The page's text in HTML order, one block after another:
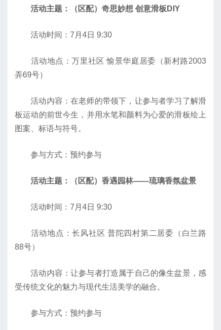
活动主题：（区配）奇思妙想 创意滑板DIY
活动时间：7月4日 9:30
活动地点：万里社区 愉景华庭居委（新村路2003
弄69号）
活动内容：在老师的带领下，让参与者学习了解滑
板运动的前世今生，并用水笔和颜料为心爱的滑板绘上
图案、标语与符号。
参与方式：预约参与
活动主题：（区配）香遇园林——琉璃香氛盆景
活动时间：7月4日 9:30
活动地点：长风社区 普陀四村第二居委（白兰路
88号）
活动内容：让参与者打造属于自己的像生盆景，感
受传统文化的魅力与现代生活美学的融合。
参与方式：预约参与